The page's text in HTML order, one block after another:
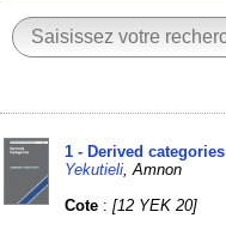
1 - Derived categories
Yekutieli , Amnon
Cote :[12 YEK 20]